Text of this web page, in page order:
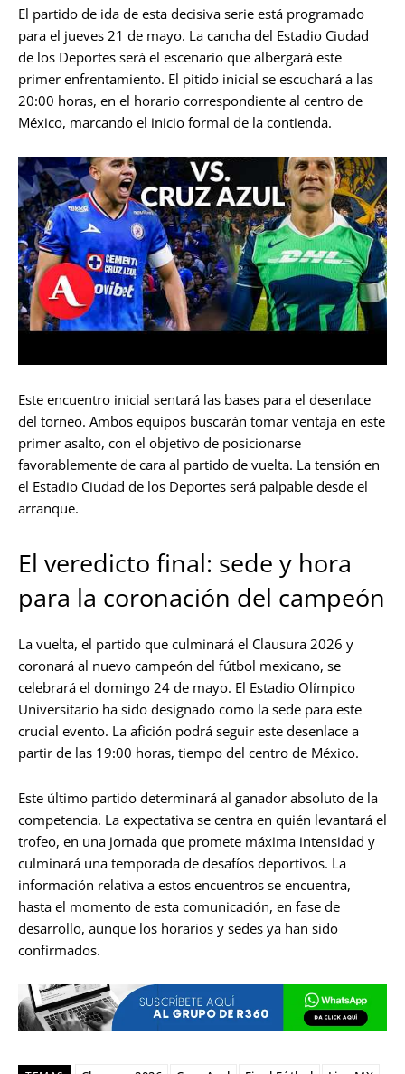
El partido de ida de esta decisiva serie está programado
para el jueves 21 de mayo. La cancha del Estadio Ciudad
de los Deportes será el escenario que albergará este
primer enfrentamiento. El pitido inicial se escuchará a las
20:00 horas, en el horario correspondiente al centro de
México, marcando el inicio formal de la contienda.
Este encuentro inicial sentará las bases para el desenlace
del torneo. Ambos equipos buscarán tomar ventaja en este
primer asalto, con el objetivo de posicionarse
favorablemente de cara al partido de vuelta. La tensión en
el Estadio Ciudad de los Deportes será palpable desde el
arranque.
El veredicto final: sede y hora
para la coronación del campeón
La vuelta, el partido que culminará el Clausura 2026 y
coronará al nuevo campeón del fútbol mexicano, se
celebrará el domingo 24 de mayo. El Estadio Olímpico
Universitario ha sido designado como la sede para este
crucial evento. La afición podrá seguir este desenlace a
partir de las 19:00 horas, tiempo del centro de México.
Este último partido determinará al ganador absoluto de la
competencia. La expectativa se centra en quién levantará el
trofeo, en una jornada que promete máxima intensidad y
culminará una temporada de desafíos deportivos. La
información relativa a estos encuentros se encuentra,
hasta el momento de esta comunicación, en fase de
desarrollo, aunque los horarios y sedes ya han sido
confirmados.